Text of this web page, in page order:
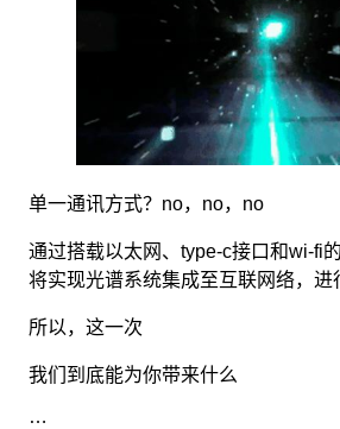
单一通讯方式？no，no，no
通过搭载以太网、type-c接口和wi-fi
将实现光谱系统集成至互联网络，进
所以，这一次
我们到底能为你带来什么
…